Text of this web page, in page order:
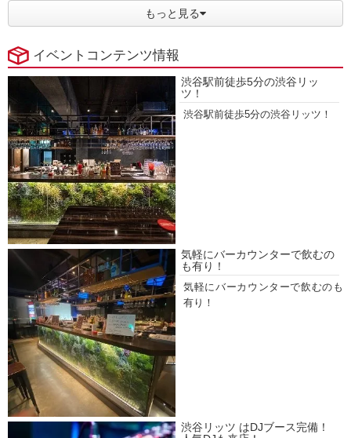
もっと見る
イベントコンテンツ情報
渋谷駅前徒歩5分の渋谷リッ
ツ！
渋谷駅前徒歩5分の渋谷リッツ！
気軽にバーカウンターで飲むの
も有り！
気軽にバーカウンターで飲むのも
有り！
渋谷リッツ はDJブース完備！